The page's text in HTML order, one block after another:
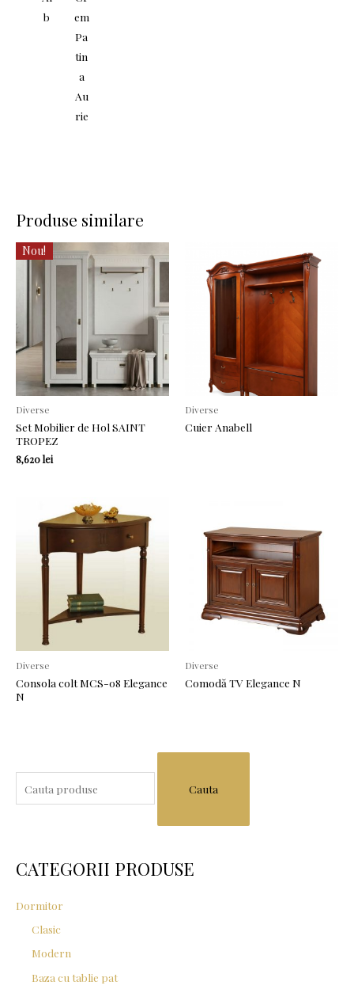
b
em
Pa
tin
a
Au
rie
Produse similare
Nou!
Diverse
Set Mobilier de Hol SAINT
TROPEZ
8,620lei
Diverse
Cuier Anabell
Diverse
Consola colt MCS-08 Elegance
N
Diverse
Comodă TV Elegance N
a
h
o
CATEGORII PRODUSE
Dormitor
Clasic
Modern
Baza cu tablie pat